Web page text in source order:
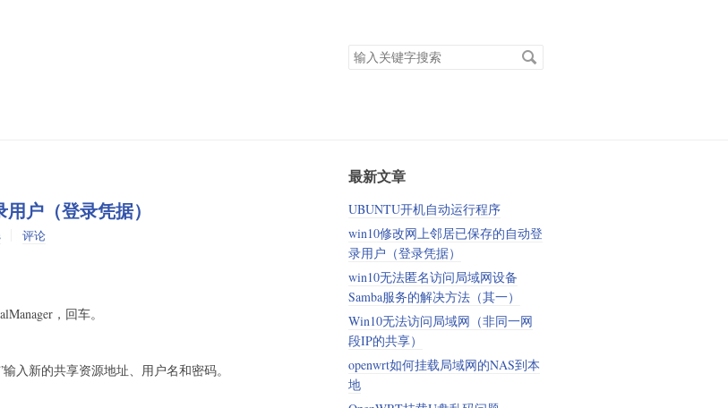
搜
索
户（登录凭据）
评论
，回车。
入新的共享资源地址、用户名和密码。
最新文章
UBUNTU开机自动运行程序
win10修改网上邻居已保存的自动登
录用户（登录凭据）
win10无法匿名访问局域网设备
Samba服务的解决方法（其一）
Win10无法访问局域网（非同一网
段IP的共享）
openwrt如何挂载局域网的NAS到本
地